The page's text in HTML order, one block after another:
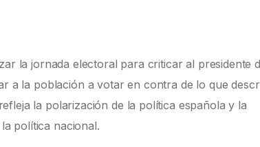
la jornada electoral para criticar al presidente
a la población a votar en contra de lo que
la polarización de la política española y la
política nacional.